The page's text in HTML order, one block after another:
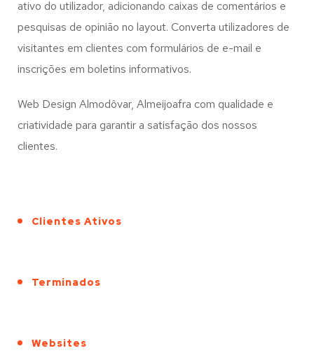
ativo do utilizador, adicionando caixas de comentários e
pesquisas de opinião no layout. Converta utilizadores de
visitantes em clientes com formulários de e-mail e
inscrições em boletins informativos.
Web Design Almodôvar, Almeijoafra com qualidade e
criatividade para garantir a satisfação dos nossos
clientes.
Clientes Ativos
Terminados
Websites